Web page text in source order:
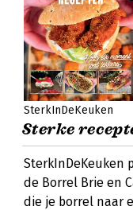
SterkInDeKeuken
Sterke
SterkInDeKeuken
de Borrel Brie en
die je borrel naar